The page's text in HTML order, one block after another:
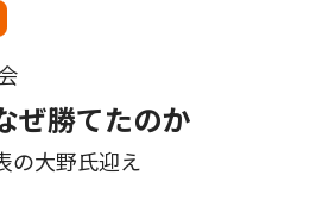
ぜ勝てたのか
の大野氏迎え